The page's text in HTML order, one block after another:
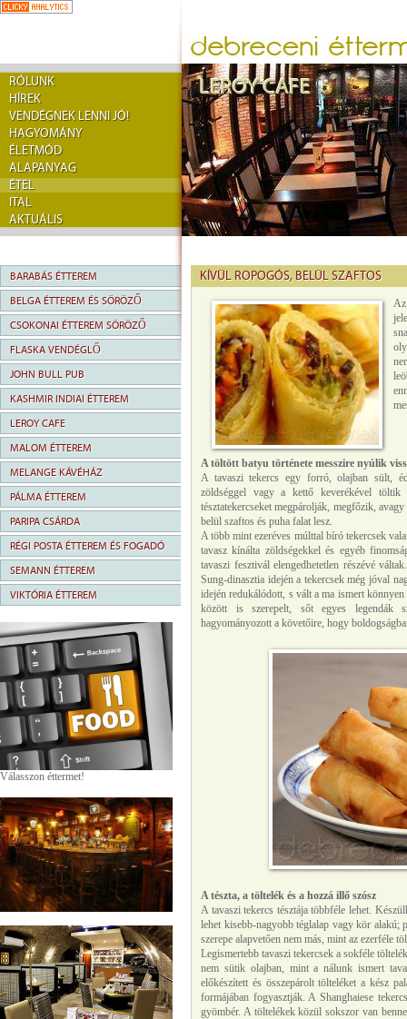
RÓLUNK
HÍREK
VENDÉGNEK LENNI JÓ!
HAGYOMÁNY
ÉLETMÓD
ALAPANYAG
ÉTEL
ITAL
AKTUÁLIS
BARABÁS ÉTTEREM
BELGA ÉTTEREM ÉS SÖRÖZŐ
CSOKONAI ÉTTEREM SÖRÖZŐ
FLASKA VENDÉGLŐ
JOHN BULL PUB
KASHMIR INDIAI ÉTTEREM
LEROY CAFE
MALOM ÉTTEREM
MELANGE KÁVÉHÁZ
PÁLMA ÉTTEREM
PARIPA CSÁRDA
RÉGI POSTA ÉTTEREM ÉS FOGADÓ
SEMANN ÉTTEREM
VIKTÓRIA ÉTTEREM
Válasszon éttermet!
KÍVÜL ROPOGÓS, BELÜL SZAFTOS
A töltött batyu története messzire nyúlik
A tavaszi tekercs egy forró, olajban sült,
zöldséggel vagy a kettő keverékével
tésztatekercseket megpárolják, megfőzik,
belül szaftos és puha falat lesz.
A több mint ezeréves múlttal bíró tekercsek
tavasz kínálta zöldségekkel és egyéb
tavaszi fesztivál elengedhetetlen részévé
Sung-dinasztia idején a tekercsek még jóval
idején redukálódott, s vált a ma ismert
között is szerepelt, sőt egyes legendák
hagyományozott a követőire, hogy
A tészta, a töltelék és a hozzá illő szósz
A tavaszi tekercs tésztája többféle lehet.
lehet kisebb-nagyobb téglalap vagy kör alakú;
szerepe alapvetően nem más, mint az ezerféle
Legismertebb tavaszi tekercsek a sokféle
nem sütik olajban, mint a nálunk ismert
előkészített és összepárolt tölteléket a kész
formájában fogyasztják. A Shanghaiese
gyömbér. A töltelékek közül sokszor van